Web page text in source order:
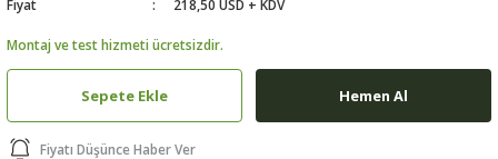
Fiyat
218,50 USD + KDV
Montaj ve test hizmeti ücretsizdir.
Sepete Ekle Hemen Al
Fiyatı Düşünce Haber Ver